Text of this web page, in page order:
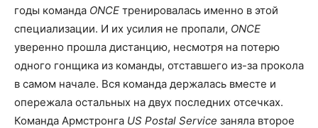
годы команда ONCE тренировалась именно в этой
специализации. И их усилия не пропали, ONCE
уверенно прошла дистанцию, несмотря на потерю
одного гонщика из команды, отставшего из-за прокола
в самом начале. Вся команда держалась вместе и
опережала остальных на двух последних отсечках.
Команда Армстронга US Postal Service заняла второе